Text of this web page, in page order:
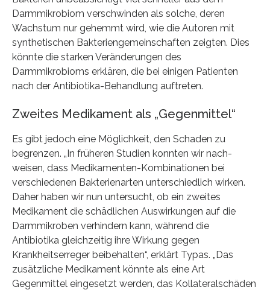
Darmmikrobiom verschwinden als solche, deren
Wachstum nur gehemmt wird, wie die Autoren mit
synthetischen Bakteriengemeinschaften zeigten. Dies
könnte die starken Veränderungen des
Darmmikrobioms erklären, die bei einigen Patienten
nach der Antibiotika-Behandlung auftreten.
Zweites Medikament als „Gegenmittel“
Es gibt jedoch eine Möglichkeit, den Schaden zu
begrenzen. „In früheren Studien konnten wir nach-
weisen, dass Medikamenten-Kombinationen bei
verschiedenen Bakterienarten unterschiedlich wirken.
Daher haben wir nun untersucht, ob ein zweites
Medikament die schädlichen Auswirkungen auf die
Darmmikroben verhindern kann, während die
Antibiotika gleichzeitig ihre Wirkung gegen
Krankheitserreger beibehalten“, erklärt Typas. „Das
zusätzliche Medikament könnte als eine Art
Gegenmittel eingesetzt werden, das Kollateralschäden